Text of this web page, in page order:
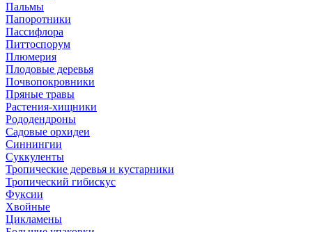
Пальмы
Папоротники
Пассифлора
Питтоспорум
Плюмерия
Плодовые деревья
Почвопокровники
Пряные травы
Растения-хищники
Рододендроны
Садовые орхидеи
Синнингии
Суккуленты
Тропические деревья и кустарники
Тропический гибискус
Фуксии
Хвойные
Цикламены